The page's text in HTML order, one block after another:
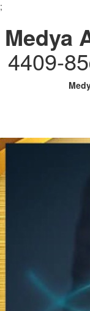
;
Medya
4409-